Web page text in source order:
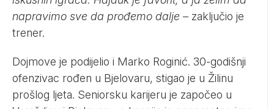
napravimo sve da prođemo dalje – zaključio je
trener.
Dojmove je podijelio i Marko Roginić. 30-godišnji
ofenzivac rođen u Bjelovaru, stigao je u Žilinu
prošlog ljeta. Seniorsku karijeru je započeo u